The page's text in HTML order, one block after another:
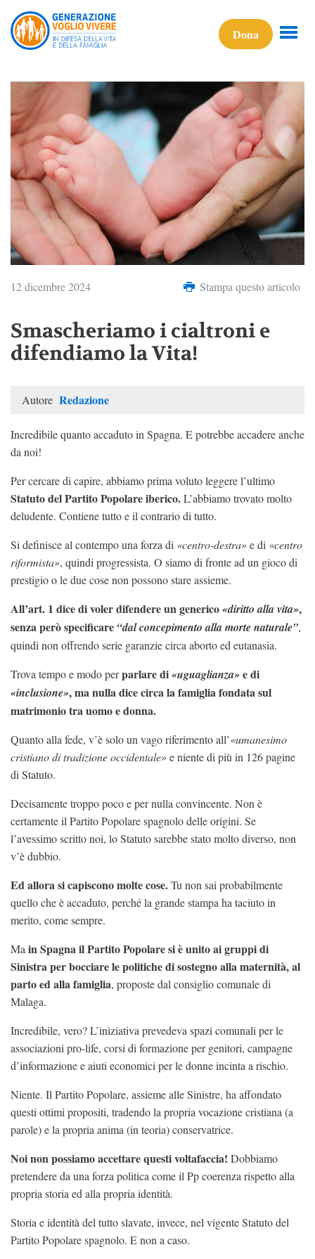
Dona
12 dicembre 2024 Stampa questo articolo
Smascheriamo i cialtroni e
difendiamo la Vita!
Autore Redazione
Incredibile quanto accaduto in Spagna. E potrebbe accadere anche
da noi!
Per cercare di capire, abbiamo prima voluto leggere l’ultimo
Statuto del Partito Popolare iberico.L’abbiamo trovato molto
deludente. Contiene tutto e il contrario di tutto.
Si definisce al contempo una forza di «centro-destra»e di «centro
riformista», quindi progressista. O siamo di fronte ad un gioco di
prestigio o le due cose non possono stare assieme.
All’art. 1 dice di voler difendere un generico«diritto alla vita»,
senza però specificare “dal concepimento alla morte naturale”,
quindi non offrendo serie garanzie circa aborto ed eutanasia.
Trova tempo e modo perparlare di«uguaglianza»e di
«inclusione», ma nulla dice circa la famiglia fondata sul
matrimonio tra uomo e donna.
Quanto alla fede, v’è solo un vago riferimento all’«umanesimo
cristiano di tradizione occidentale»e niente di più in 126 pagine
di Statuto.
Decisamente troppo poco e per nulla convincente. Non è
certamente il Partito Popolare spagnolo delle origini. Se
l’avessimo scritto noi, lo Statuto sarebbe stato molto diverso, non
v’è dubbio.
Ed allora si capiscono molte cose.Tu non sai probabilmente
quello che è accaduto, perché la grande stampa ha taciuto in
merito, come sempre.
Ma in Spagna il Partito Popolare si è unito ai gruppi di
Sinistra per bocciare le politiche di sostegno alla maternità, al
parto ed alla famiglia, proposte dal consiglio comunale di
Malaga.
Incredibile, vero? L’iniziativa prevedeva spazi comunali per le
associazioni pro-life, corsi di formazione per genitori, campagne
d’informazione e aiuti economici per le donne incinta a rischio.
Niente. Il Partito Popolare, assieme alle Sinistre, ha affondato
questi ottimi propositi, tradendo la propria vocazione cristiana (a
parole) e la propria anima (in teoria) conservatrice.
Noi non possiamo accettare questi voltafaccia! Dobbiamo
pretendere da una forza politica come il Pp coerenza rispetto alla
propria storia ed alla propria identità.
Storia e identità del tutto slavate, invece, nel vigente Statuto del
Partito Popolare spagnolo. E non a caso.